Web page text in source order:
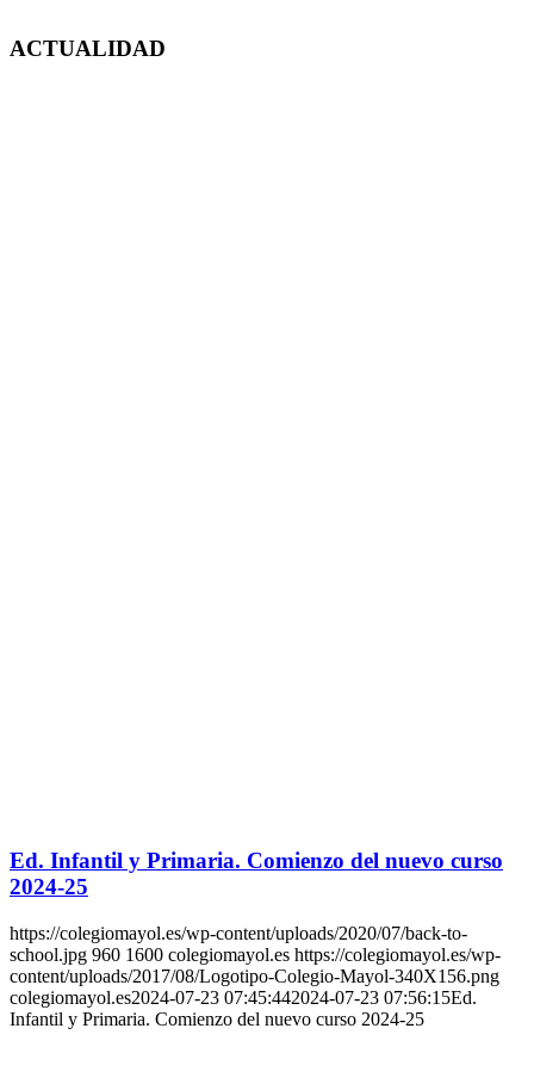
ACTUALIDAD
Ed. Infantil y Primaria. Comienzo del nuevo curso
2024-25
https://colegiomayol.es/wp-content/uploads/2020/07/back-to-
school.jpg 960 1600 colegiomayol.es https://colegiomayol.es/wp-
content/uploads/2017/08/Logotipo-Colegio-Mayol-340X156.png
colegiomayol.es2024-07-23 07:45:442024-07-23 07:56:15Ed.
Infantil y Primaria. Comienzo del nuevo curso 2024-25